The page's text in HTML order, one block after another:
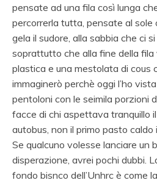
pensate ad una fila così lunga
percorrerla tutta, pensate al sole
gela il sudore, alla sabbia che ci
soprattutto che alla fine della
plastica e una mestolata di cous
immaginerò perchè oggi l’ho
pentoloni con le seimila porzioni
facce di chi aspettava tranquillo
autobus, non il primo pasto caldo
Se qualcuno volesse lanciare un
disperazione, avrei pochi dubbi.
fondo bisnco dell’Unhrc è come